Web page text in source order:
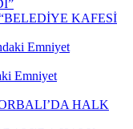
KAFESİ
Emniyet